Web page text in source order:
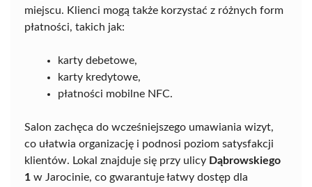
miejscu. Klienci mogą także korzystać z różnych form
płatności, takich jak:
karty debetowe,
karty kredytowe,
płatności mobilne NFC.
Salon zachęca do wcześniejszego umawiania wizyt,
co ułatwia organizację i podnosi poziom satysfakcji
klientów. Lokal znajduje się przy ulicy Dąbrowskiego
1 w Jarocinie, co gwarantuje łatwy dostęp dla